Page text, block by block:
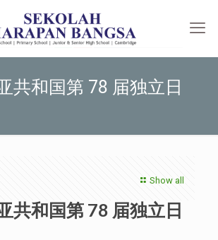
共和国第 78 届独立日
Show all
共和国第 78 届独立日